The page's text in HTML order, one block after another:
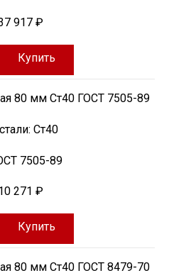
917 ₽
Купить
80 мм Ст40 ГОСТ 7505-89
Ст40
7505-89
271 ₽
Купить
80 мм Ст40 ГОСТ 8479-70